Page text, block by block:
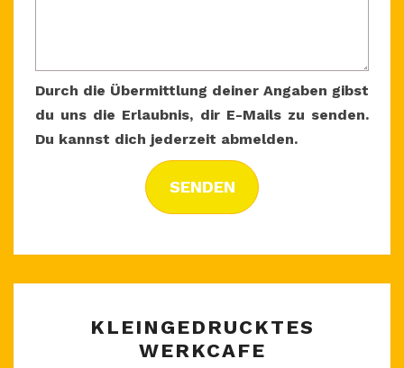
Durch die Übermittlung deiner Angaben gibst
du uns die Erlaubnis, dir E-Mails zu senden.
Du kannst dich jederzeit abmelden.
SENDEN
WERKCAFE
KLEINGEDRUCKTES
WERKCAFE